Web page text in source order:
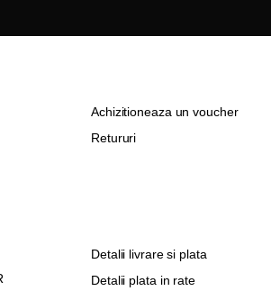
Achizitioneaza un voucher
Retururi
Detalii livrare si plata
Detalii plata in rate